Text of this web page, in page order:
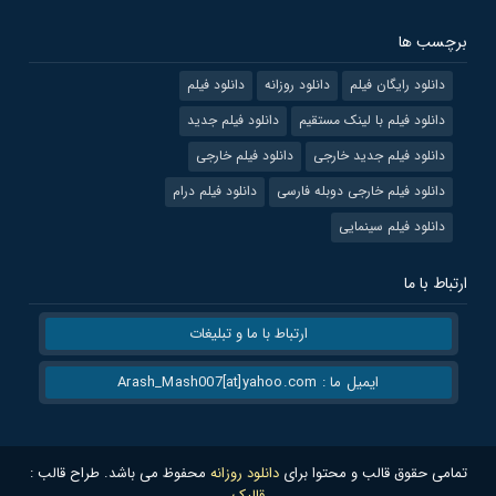
برچسب ها
دانلود رایگان فیلم دانلود روزانه
دانلود فیلم
دانلود فیلم با لینک مستقیم
دانلود فیلم جدید
دانلود فیلم جدید خارجی
دانلود فیلم خارجی
دانلود فیلم خارجی دوبله فارسی
دانلود فیلم درام
دانلود فیلم سینمایی
ارتباط با ما
ارتباط با ما و تبلیغات
ایمیل ما : Arash_Mash007[at]yahoo.com
تمامی حقوق قالب و محتوا برایدانلود روزانه محفوظ می باشد. طراح قالب :